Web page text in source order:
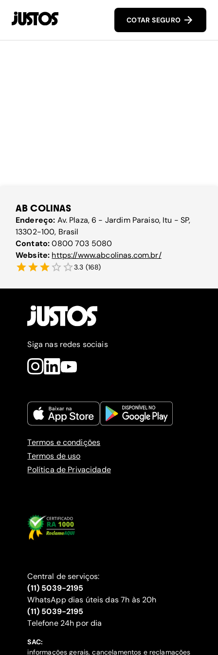
COTAR SEGURO
AB COLINAS
Endereço: Av. Plaza, 6 - Jardim Paraiso, Itu - SP,
13302-100, Brasil
Contato:0800 703 5080
Website: https://www.abcolinas.com.br/
3.3 (168)
Siga nas redes sociais
Termos e condições
Termos de uso
Política de Privacidade
Central de serviços:
(11) 5039-2195
WhatsApp dias úteis das 7h às 20h
(11) 5039-2195
‍Telefone 24h por dia
SAC:
informações gerais, cancelamentos e reclamações